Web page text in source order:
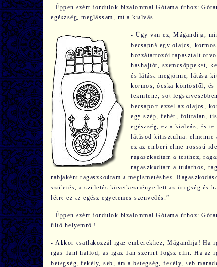
- Éppen ezért fordulok bizalommal Gótama úrhoz:
egészség, meglássam, mi a kialvás.
- Úgy van ez, Mágandija,
becsapná egy olajos,
hozzátartozói tapasztalt
hashajtót, szemcsöppeket,
és látása megjönne, látása
kormos, ócska köntöstől, és
tekintené, sőt
becsapott ezzel az olajos,
egy szép, fehér, folttalan,
egészség, ez a kialvás, és
látásod kitisztulna, elmenne
ez az emberi elme hosszú
ragaszkodtam a testhez,
ragaszkodtam a tudathoz,
rabjaként ragaszkodtam a megismeréshez.
születés, a születés következménye lett az öregség és
létre ez az egész egyetemes szenvedés.”
- Éppen ezért fordulok bizalommal Gótama úrhoz:
ültő helyemről!
- Akkor csatlakozzál igaz emberekhez, Mágandija! Ha
igaz Tant hallod, az igaz Tan szerint fogsz élni. Ha az
betegség, fekély, seb, ám a betegség, fekély, seb